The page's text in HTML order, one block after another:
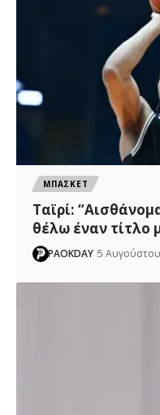
ΜΠΑΣΚΕΤ
Ταϊρί:
θέλω έναν τίτλο
PAOKDAY 5